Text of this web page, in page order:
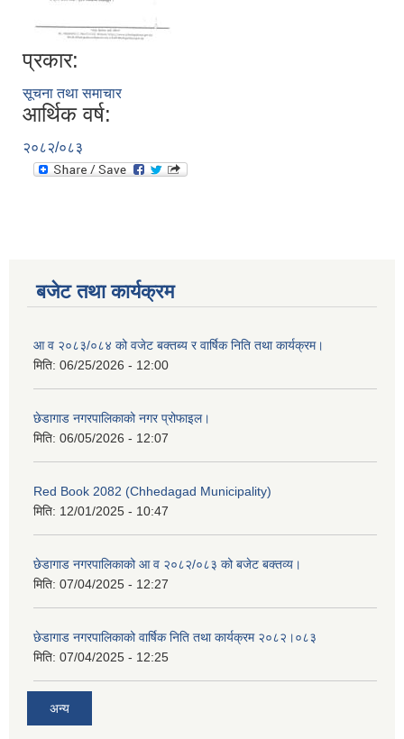
प्रकार:
सूचना तथा समाचार
आर्थिक वर्ष:
२०८२/०८३
बजेट तथा कार्यक्रम
आ व २०८३/०८४ को वजेट बक्तब्य र वार्षिक निति तथा कार्यक्रम।
मिति: 06/25/2026 - 12:00
छेडागाड नगरपालिकाको नगर प्रोफाइल।
मिति: 06/05/2026 - 12:07
Red Book 2082 (Chhedagad Municipality)
मिति: 12/01/2025 - 10:47
छेडागाड नगरपालिकाको आ व २०८२/०८३ को बजेट बक्तव्य।
मिति: 07/04/2025 - 12:27
छेडागाड नगरपालिकाको वार्षिक निति तथा कार्यक्रम २०८२।०८३
मिति: 07/04/2025 - 12:25
अन्य